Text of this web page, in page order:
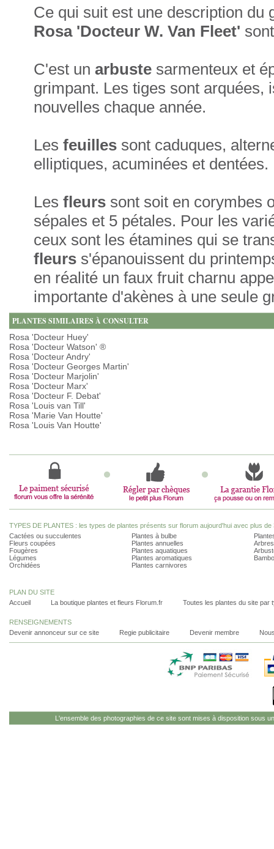
Ce qui suit est une description du
Rosa 'Docteur W. Van Fleet'
C'est un arbuste sarmenteux et
grimpant. Les tiges sont arquées,
nouvelles chaque année.
Les feuilles sont caduques,
elliptiques, acuminées et dentées.
Les fleurs sont soit en corymbes
sépales et 5 pétales. Pour les
ceux sont les étamines qui se
fleurs s'épanouissent du
en réalité un faux fruit charnu
importante d'akènes à une seule
PLANTES SIMILAIRES À CONSULTER
Rosa 'Docteur Huey'
Rosa 'Docteur Watson' ®
Rosa 'Docteur Andry'
Rosa 'Docteur Georges Martin'
Rosa 'Docteur Marjolin'
Rosa 'Docteur Marx'
Rosa 'Docteur F. Debat'
Rosa 'Louis van Till'
Rosa 'Marie Van Houtte'
Rosa 'Louis Van Houtte'
TYPES DE PLANTES : les types de plantes présents sur florum aujourd'hui avec plus de
Cactées ou succulentes
Fleurs coupées
Fougères
Légumes
Orchidées
Plantes à bulbe
Plantes annuelles
Plantes aquatiques
Plantes aromatiques
Plantes carnivores
PLAN DU SITE
Accueil
La boutique plantes et fleurs Florum.fr Toutes les plantes du site par
RENSEIGNEMENTS
Devenir annonceur sur ce site
Regie publicitaire Devenir membre
L'ensemble des photographies de ce site sont mises à disposition sous